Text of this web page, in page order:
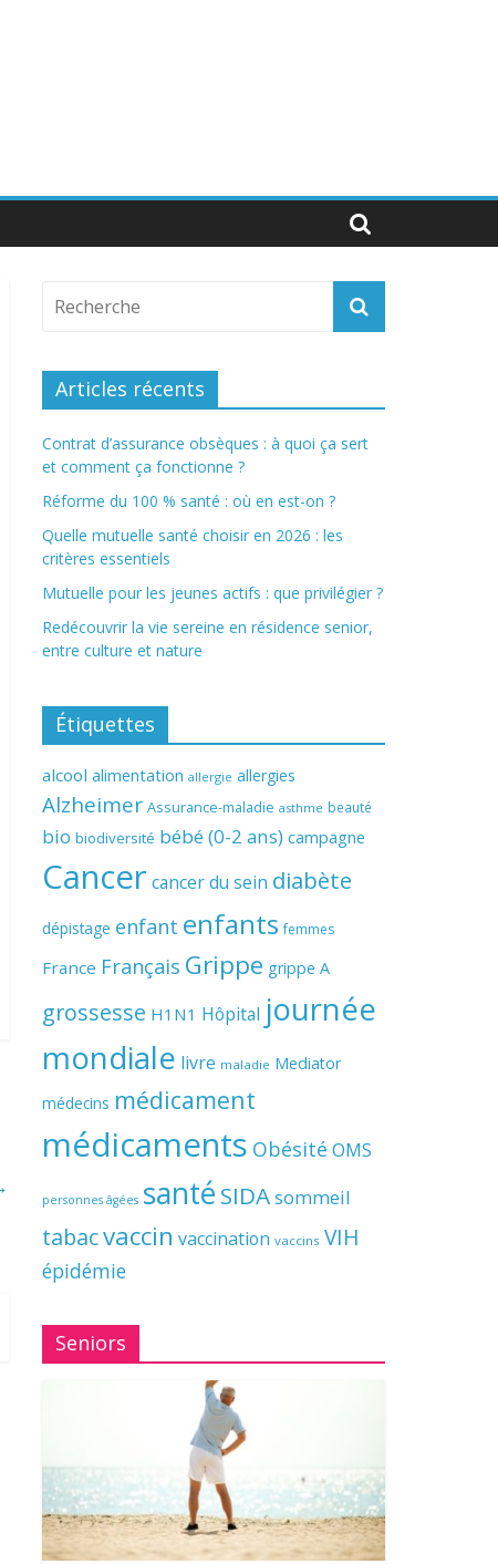
Articles récents
Contrat d’assurance obsèques : à quoi ça sert
et comment ça fonctionne ?
Réforme du 100 % santé : où en est-on ?
Quelle mutuelle santé choisir en 2026 : les
critères essentiels
Mutuelle pour les jeunes actifs : que privilégier ?
Redécouvrir la vie sereine en résidence senior,
entre culture et nature
Étiquettes
alcool alimentation allergie allergies
Alzheimer Assurance-maladie asthme beauté
bio biodiversité bébé (0-2 ans) campagne
Cancer cancer du sein diabète
dépistage enfant enfants femmes
France Français Grippe grippe A
grossesse H1N1 Hôpital journée
mondiale livre maladie Mediator
médecins médicament
médicaments Obésité OMS
personnes âgées santé SIDAsommeil
tabacvaccin vaccination vaccins VIH
épidémie
Seniors